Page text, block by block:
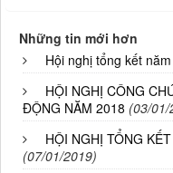
Những tin mới hơn
Hội nghị tổng kết
HỘI NGHỊ CÔNG
ĐỘNG NĂM 2018 (03/01/
HỘI NGHỊ TỔNG
(07/01/2019)